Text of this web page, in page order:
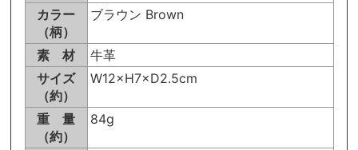
カラー
（柄）
ブラウン Brown
素 材
牛革
サイズ
（約）
W12×H7×D2.5cm
重 量
（約）
84g